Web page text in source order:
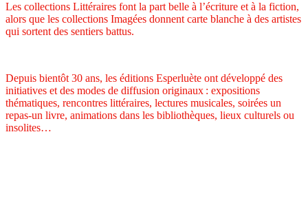
Les collections Littéraires font la part belle à l’écriture et à la fiction,
alors que les collections Imagées donnent carte blanche à des artistes
qui sortent des sentiers battus.
Depuis bientôt 30 ans, les éditions Esperluète ont développé des
initiatives et des modes de diffusion originaux : expositions
thématiques, rencontres littéraires, lectures musicales, soirées un
repas-un livre, animations dans les bibliothèques, lieux culturels ou
insolites…